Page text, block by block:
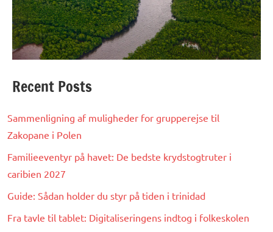
Recent Posts
Sammenligning af muligheder for grupperejse til
Zakopane i Polen
Familieeventyr på havet: De bedste krydstogtruter i
caribien 2027
Guide: Sådan holder du styr på tiden i trinidad
Fra tavle til tablet: Digitaliseringens indtog i folkeskolen